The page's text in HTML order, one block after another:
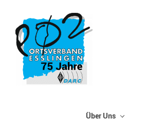
Zum Hauptinhalt springen
Über Uns